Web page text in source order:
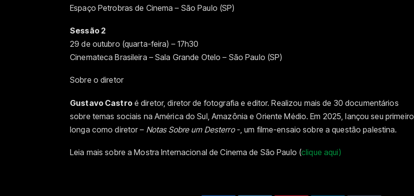
Espaço Petrobras de Cinema – São Paulo (SP)
Sessão 2
29 de outubro (quarta-feira) – 17h30
Cinemateca Brasileira – Sala Grande Otelo – São Paulo (SP)
Sobre o diretor
Gustavo Castroé diretor, diretor de fotografia e editor. Realizou mais de 30 documentários
sobre temas sociais na América do Sul, Amazônia e Oriente Médio. Em 2025, lançou seu primeiro
longa como diretor – Notas Sobre um Desterro-, um filme-ensaio sobre a questão palestina.
Leia mais sobre a Mostra Internacional de Cinema de São Paulo (clique aqui)